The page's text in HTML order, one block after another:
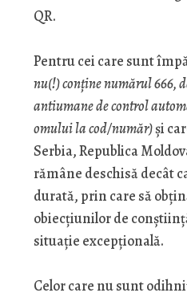
QR.
Pentru cei care sunt
nu(!) conține numărul 666,
antiumane de control
omului la cod/număr)și
Serbia, Republica
rămâne deschisă decât
durată, prin care să
obiecțiunilor de
situație excepțională.
Celor care nu sunt